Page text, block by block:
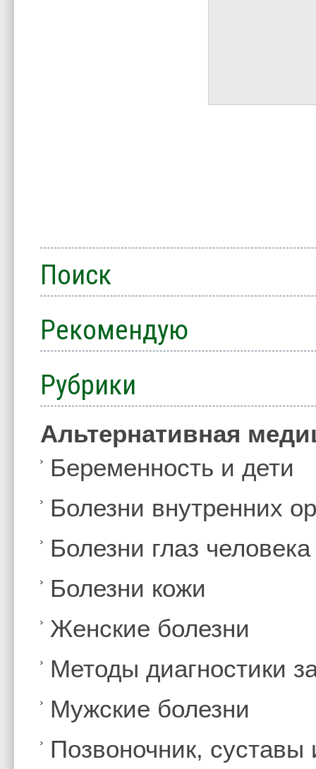
Поиск
Рекомендую
Рубрики
Альтернативная
Беременность и дети
Болезни внутренних
Болезни глаз человека
Болезни кожи
Женские болезни
Методы диагностики
Мужские болезни
Позвоночник,